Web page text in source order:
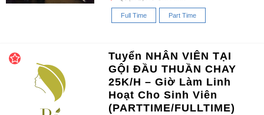
Full Time Part Time
Tuyển NHÂN VIÊN TẠI
GỘI ĐẦU THUẦN CHAY
25K/H – Giờ Làm Linh
Hoạt Cho Sinh Viên
(PARTTIME/FULLTIME)